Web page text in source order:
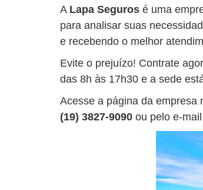
A Lapa Seguros é uma
para analisar suas
e recebendo o melhor
Evite o prejuízo! Contrate
das 8h às 17h30 e a sede
Acesse a página da empresa
(19) 3827-9090 ou pelo e-mail